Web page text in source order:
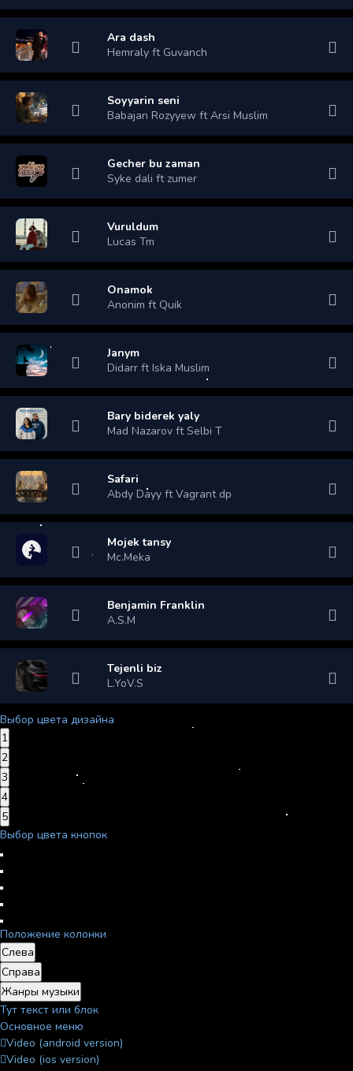
Ara dash
Hemraly ft Guvanch
Soyyarin seni
Babajan Rozyyew ft Arsi Muslim
Gecher bu zaman
Syke dali ft zumer
Vuruldum
Lucas Tm
Onamok
Anonim ft Quik
Janym
Didarr ft Iska Muslim
Bary biderek yaly
Mad Nazarov ft Selbi T
Safari
Abdy Dayy ft Vagrant dp
Mojek tansy
Mc.Meka
Benjamin Franklin
A.S.M
Tejenli biz
L.YoV.S
Выбор цвета дизайна
1
2
3
4
5
Выбор цвета кнопок
Положение колонки
Слева
Справа
Жанры музыки
Тут текст или блок
Основное меню
Video (android version)
Video (ios version)